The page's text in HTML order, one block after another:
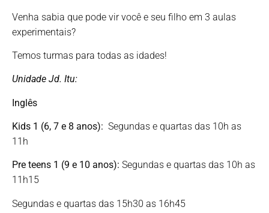
Venha sabia que pode vir você e seu filho em 3 aulas
experimentais?
Temos turmas para todas as idades!
Unidade Jd. Itu:
Inglês
Kids 1 (6, 7 e 8 anos): Segundas e quartas das 10h as
11h
Pre teens 1 (9 e 10 anos): Segundas e quartas das 10h as
11h15
Segundas e quartas das 15h30 as 16h45